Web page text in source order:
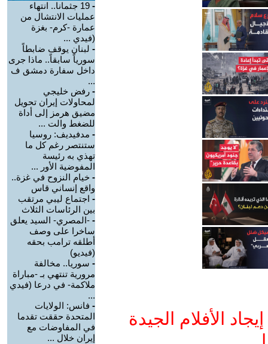
الأفلام الجيدة
-
19 جثمانا.. انتهاء
عمليات الانتشال من
عمارة -كرم- بغزة
(فيدي ...
- لبنان يوقف ضابطاً
سورياً سابقاً.. ماذا جرى
داخل سفارة دمشق ف
...
- رفض خليجي
لمحاولات إيران تحويل
مضيق هرمز إلى أداة
للضغط والت ...
- مدفيديف: روسيا
ستنتصر رغم كل ما
تهذي به رئيسة
المفوضية الأور ...
- خيام النزوح في غزة..
واقع إنساني قاس
- اجتماع ليبي مرتقب
بين الرئاسات الثلاث
- -المصري- السيد يعلق
ساخرا على وصف
أطلقه ترامب بحقه
(فيديو)
- سوريا.. مخالفة
مرورية تنتهي بـ -مباراة
ملاكمة- في درعا (فيدي
...
- فانس: الولايات
المتحدة حققت تقدما
في المفاوضات مع
إيران خلال ...